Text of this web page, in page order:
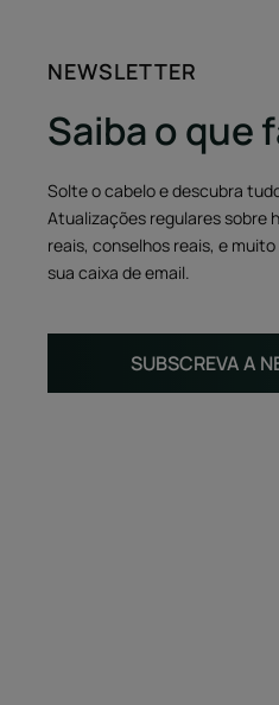
NEWSLETTER
Saiba o que
Solte o cabelo e descubra
Atualizações regulares sobre
reais, conselhos reais, e
sua caixa de email.
SUBSCREVA A